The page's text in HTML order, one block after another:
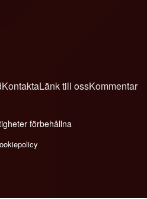
KontaktaLänk till ossKommentar
förbehållna